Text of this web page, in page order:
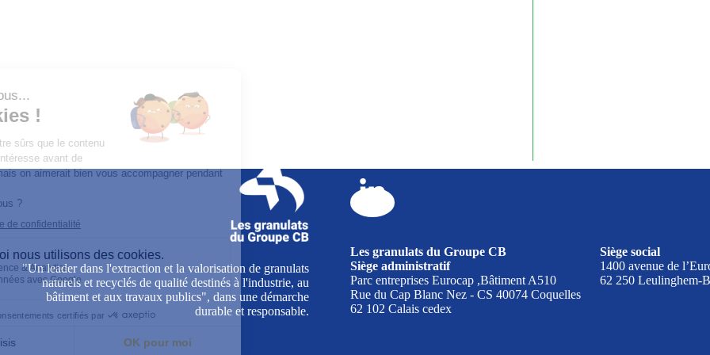
"Un leader dans l'extraction et la valorisation de granulats
naturels et recyclés de qualité destinés à l'industrie, au
bâtiment et aux travaux publics", dans une démarche
durable et responsable.
Les granulats du Groupe CB
Siège administratif
Parc entreprises Eurocap ,Bâtiment A510
Rue du Cap Blanc Nez - CS 40074 Coquelles
62 102 Calais cedex
Siège social
1400 avenue de
62 250 Leulinghem-